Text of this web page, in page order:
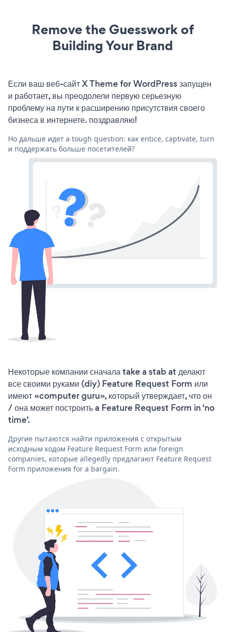
Remove the Guesswork of
Building Your Brand
Если ваш веб-сайт X Theme for WordPress запущен
и работает, вы преодолели первую серьезную
проблему на пути к расширению присутствия своего
бизнеса в интернете. поздравляю!
Но дальше идет a tough question: как entice, captivate, turn
и поддержать больше посетителей?
Некоторые компании сначала take a stab at делают
все своими руками (diy) Feature Request Form или
имеют «computer guru», который утверждает, что он
/ она может построить a Feature Request Form in 'no
time'.
Другие пытаются найти приложения с открытым
исходным кодом Feature Request Form или foreign
companies, которые allegedly предлагают Feature Request
Form приложения for a bargain.